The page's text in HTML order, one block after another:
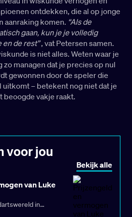
ontdekken, die al op jonge
aanraking komen. “Als de
gaan, kun je je volledig
de rest”, vat Petersen samen.
is niet alles. Weten waar je
zo managen dat je precies op nul
gewonnen door de speler die
uitkomt – betekent nog niet dat je
beoogde vakje raakt.
voor jou
Bekijk alle
van Luke
in